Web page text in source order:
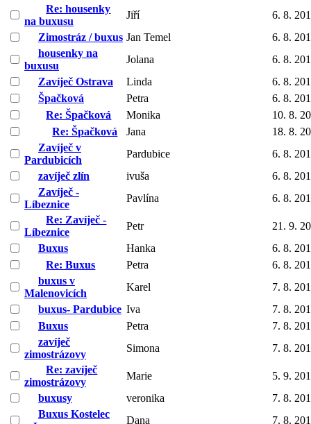
Re: housenky
na buxusu
Jiří
6. 8.
Zimostráz / buxus Jan Temel
6. 8.
housenky na
buxusu
Jolana
6. 8.
Zavíječ Ostrava
Linda
6. 8.
Špačková
Petra
6. 8.
Re: Špačková
Monika
10. 8.
Re: Špačková
Jana
18. 8.
Zavíječ v
Pardubicích
Pardubice
6. 8.
zavíječ zlín
ivuša
6. 8.
Zavíječ -
Líbeznice
Pavlína
6. 8.
Re: Zavíječ -
Líbeznice
Petr
21. 9.
Buxus
Hanka
6. 8.
Re: Buxus
Petra
6. 8.
buxus v
Malenovicích
Karel
7. 8.
buxus- Pardubice Iva
7. 8.
Buxus
Petra
7. 8.
zavíječ
zimostrázovy
Simona
7. 8.
Re: zavíječ
zimostrázovy
Marie
5. 9.
buxusy
veronika
7. 8.
Buxus Kostelec
Dana 7. 8.